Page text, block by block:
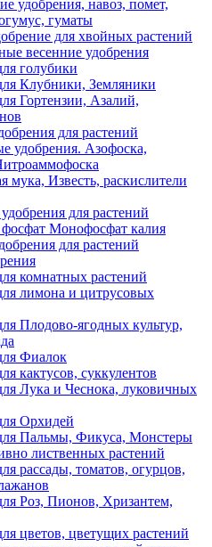
удобрения, навоз, помет,
гуматы
для хвойных растений
весенние удобрения
голубики
Клубники, Земляники
Гортензии, Азалий,
для растений
удобрения. Азофоска,
мука, Известь, раскислители
для растений
Монофосфат калия
для растений
комнатных растений
лимона и цитрусовых
Плодово-ягодных культур,
Фиалок
кактусов, суккулентов
Лука и Чеснока, луковичных
Орхидей
Пальмы, Фикуса, Монстеры
лиственных растений
рассады, томатов, огурцов,
Роз, Пионов, Хризантем,
цветов, цветущих растений